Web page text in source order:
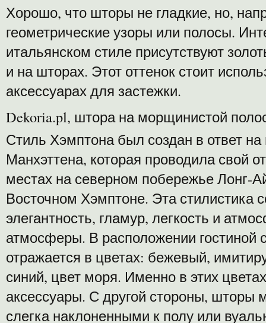
Хорошо, что шторы не гладкие, но,
геометрические узоры или полосы.
итальянском стиле присутствуют
и на шторах. Этот оттенок стоит
аксессуарах для застежки.
Dekoria.pl, штора на морщинистой
Стиль Хэмптона был создан в ответ на
Манхэттена, которая проводила свой
местах на северном побережье Лонг-
Восточном Хэмптоне. Эта стилистика
элегантность, гламур, легкость и
атмосферы. В расположении гостиной
отражается в цветах: бежевый,
синий, цвет моря. Именно в этих
аксессуары. С другой стороны,
слегка наклоненными к полу или